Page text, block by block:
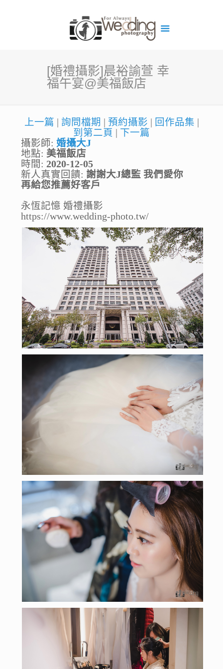
[婚禮攝影]晨裕諭萱 幸
福午宴@美福飯店
上一篇 詢問檔期 預約攝影 回作品集
到第二頁
下一篇
攝影師: 婚攝大J
地點: 美福飯店
時間: 2020-12-05
新人真實回饋: 謝謝大J總監 我們愛你
再給您推薦好客戶
永恆記憶 婚禮攝影
https://www.wedding-photo.tw/